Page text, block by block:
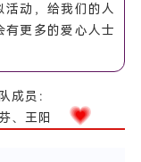
活动，给我们的人
有更多的爱心人士
成员：
、王阳